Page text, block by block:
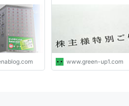
ぎの優待
ログ
www.green-up1.com